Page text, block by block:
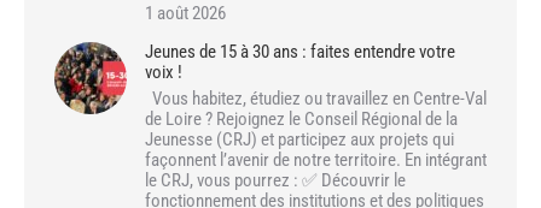
1 août 2026
Jeunes de 15 à 30 ans : faites entendre votre
voix !
Vous habitez, étudiez ou travaillez en Centre-Val
de Loire ? Rejoignez le Conseil Régional de la
Jeunesse (CRJ) et participez aux projets qui
façonnent l’avenir de notre territoire. En intégrant
le CRJ, vous pourrez : ✅ Découvrir le
fonctionnement des institutions et des politiques